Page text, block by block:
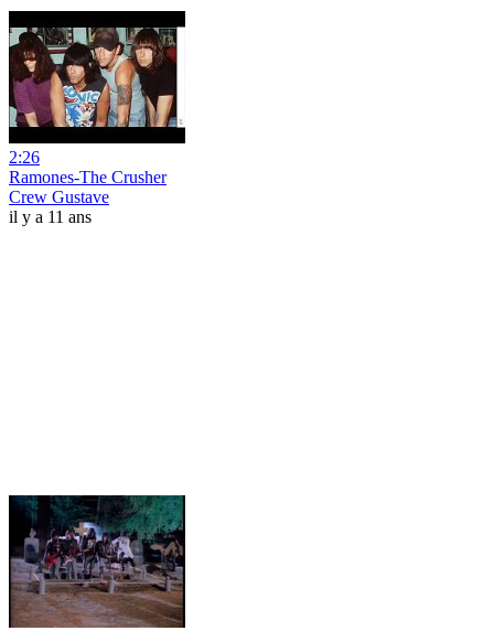
2:26
Ramones-The Crusher
Crew Gustave
il y a 11 ans